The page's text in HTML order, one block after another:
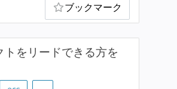
ブックマーク
をリードできる方を